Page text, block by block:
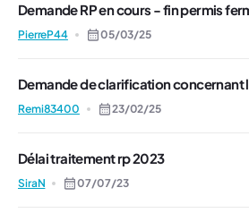
Demande RP en cours - fin permis
PierreP44 05/03/25
Demande de clarification concernant
Remi83400 23/02/25
Délai traitement rp 2023
SiraN 07/07/23